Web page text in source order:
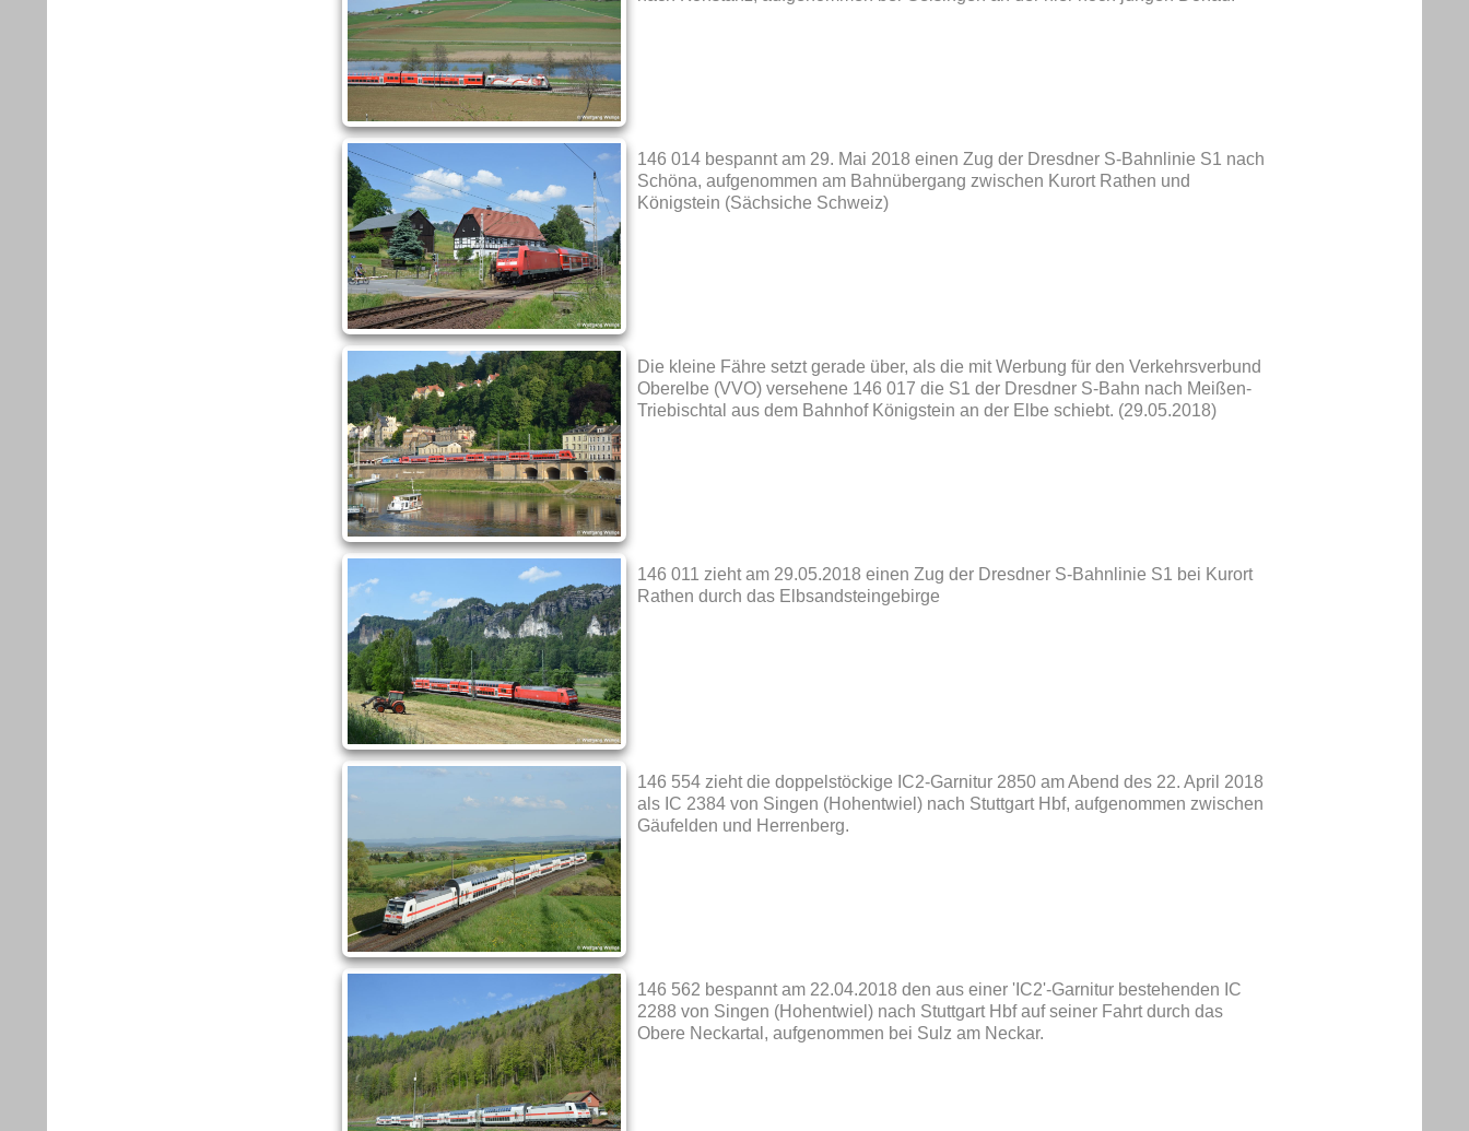
146 014 bespannt am 29. Mai 2018 einen Zug der Dresdner S-Bahnlinie S1 nach
Schöna, aufgenommen am Bahnübergang zwischen Kurort Rathen und
Königstein (Sächsiche Schweiz)
Die kleine Fähre setzt gerade über, als die mit Werbung für den Verkehrsverbund
Oberelbe (VVO) versehene 146 017 die S1 der Dresdner S-Bahn nach Meißen-
Triebischtal aus dem Bahnhof Königstein an der Elbe schiebt. (29.05.2018)
146 011 zieht am 29.05.2018 einen Zug der Dresdner S-Bahnlinie S1 bei Kurort
Rathen durch das Elbsandsteingebirge
146 554 zieht die doppelstöckige IC2-Garnitur 2850 am Abend des 22. April 2018
als IC 2384 von Singen (Hohentwiel) nach Stuttgart Hbf, aufgenommen zwischen
Gäufelden und Herrenberg.
146 562 bespannt am 22.04.2018 den aus einer 'IC2'-Garnitur bestehenden IC
2288 von Singen (Hohentwiel) nach Stuttgart Hbf auf seiner Fahrt durch das
Obere Neckartal, aufgenommen bei Sulz am Neckar.